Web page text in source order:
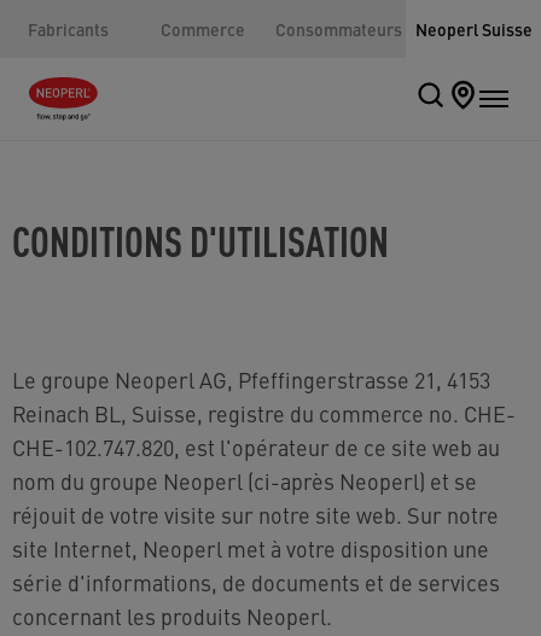
Fabricants Commerce Consommateurs Neoperl Suisse
CONDITIONS D'UTILISATION
Le groupe Neoperl AG, Pfeffingerstrasse 21, 4153
Reinach BL, Suisse, registre du commerce no. CHE-
CHE-102.747.820, est l'opérateur de ce site web au
nom du groupe Neoperl (ci-après Neoperl) et se
réjouit de votre visite sur notre site web. Sur notre
site Internet, Neoperl met à votre disposition une
série d'informations, de documents et de services
concernant les produits Neoperl.